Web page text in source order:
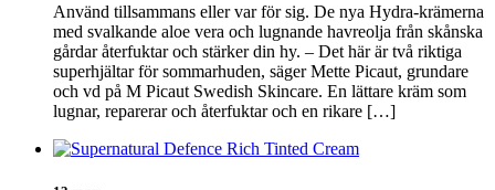
Använd tillsammans eller var för sig. De nya Hydra-krämerna
med svalkande aloe vera och lugnande havreolja från skånska
gårdar återfuktar och stärker din hy. – Det här är två riktiga
superhjältar för sommarhuden, säger Mette Picaut, grundare
och vd på M Picaut Swedish Skincare. En lättare kräm som
lugnar, reparerar och återfuktar och en rikare […]